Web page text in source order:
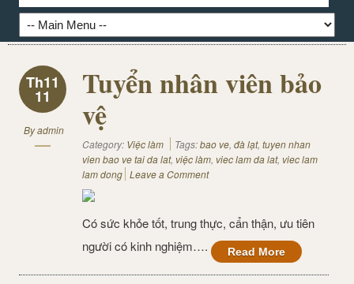
Th11
11
Byadmin
Tuyển nhân viên bảo
vệ
Category: Việc làm Tags:bao ve, đà lạt, tuyen nhan
vien bao ve tai da lat, việc làm, viec lam da lat, viec lam
lam dong Leave a Comment
Có sức khỏe tốt, trung thực, cẩn thận, ưu tiên
người có kinh nghiệm….
Read More